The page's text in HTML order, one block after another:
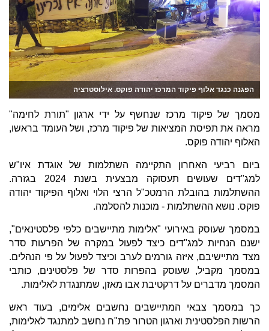
הפגנה כנגד אלוף פיקוד המרכז יהודה פוקס. אילוסטרציה
מסמך של פיקוד מרכז שנחשף על ידי ארגון "תורת לחימה"
מראה את תפיסת המציאות של פיקוד מרכז, ושל העומד בראשו,
האלוף יהודה פוקס.
ביום רביעי האחרון התקיימה השתלמות של אוגדת איו"ש
למג"דים שעושים תעסוקה מבצעית בשנת 2024 בגזרה.
ההשתלמות בהובלת הרמטכ"ל הרצי הלוי ואלוף הפיקוד יהודה
פוקס. נושא ההשתלמות - מוכנות להסלמה.
במסמך שעוסק באירועי "אלימות מתיישבים כלפי פלסטינאים",
ישנם הנחיות למג"דים כיצד לפעול במקרה של הפרעות סדר
מצד מתיישיבם, איזה גורמים לערב וכיצד לפעול על פי הנהלים.
במסמך מקביל, שעוסק בהפרות סדר של פלסטינים, כותבי
המסמך מדברים על דרקטיבת אבו מאזן, שמתנגדת לאלימות.
כך במסמך צבאי המתיישבים נחשבים אלימים, בעוד ראש
הרשות הפלסטינית וארגון הטרור פת"ח נחשב למתנגד לאלימות,